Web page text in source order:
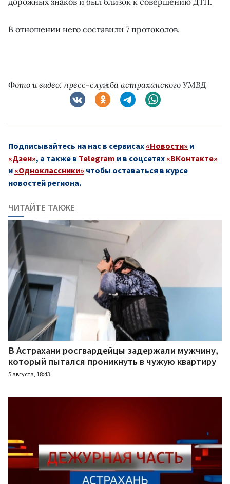
В отношении него составили 7 протоколов.
Фото и видео: пресс-служба астраханского УМВД
Подписывайтесь на нас в сервисах «Новости» и
«Дзен», а также в Telegram и в соцсетях «ВКонтакте»
и «Одноклассники» чтобы оставаться в курсе
новостей региона.
ЧИТАЙТЕ ТАКЖЕ
В Астрахани росгвардейцы задержали мужчину,
который пытался проникнуть в чужую квартиру
5 августа, 18:43